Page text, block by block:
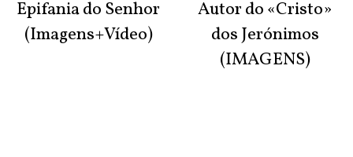
Epifania do Senhor
(Imagens+Vídeo)
Autor do «Cristo»
dos Jerónimos
(IMAGENS)